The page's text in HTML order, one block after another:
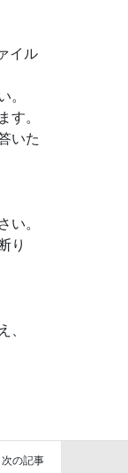
イル
。
す。
いた
い。
り
、
次の記事